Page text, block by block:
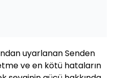
uyarlanan Senden
ve en kötü hataların